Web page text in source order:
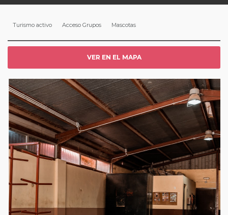
Turismo activo Acceso Grupos Mascotas
VER EN EL MAPA